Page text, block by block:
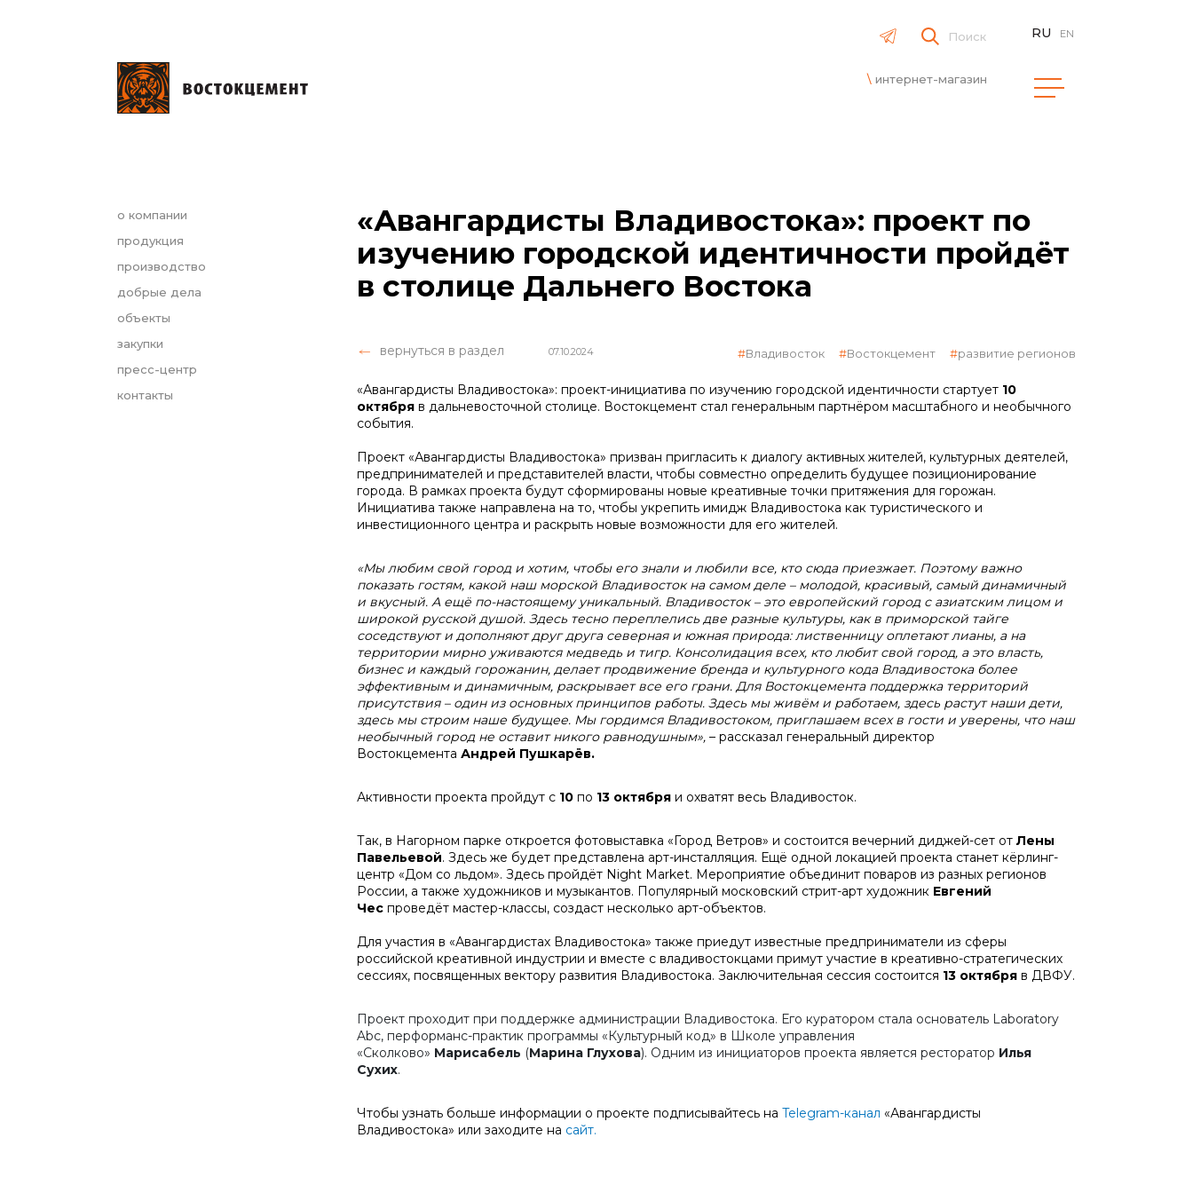
Поиск
интернет-магазин
RU EN
о компании
продукция
производство
добрые дела
объекты
закупки
пресс-центр
контакты
«Авангардисты Владивостока»: проект по
изучению городской идентичности пройдёт
в столице Дальнего Востока
вернуться в раздел 07.10.2024 Владивосток Востокцемент развитие регионов
«Авангардисты Владивостока»: проект-инициатива по изучению городской идентичности стартует 10
октября в дальневосточной столице. Востокцемент стал генеральным партнёром масштабного и необычного
события.
Проект «Авангардисты Владивостока» призван пригласить к диалогу активных жителей, культурных деятелей,
предпринимателей и представителей власти, чтобы совместно определить будущее позиционирование
города. В рамках проекта будут сформированы новые креативные точки притяжения для горожан.
Инициатива также направлена на то, чтобы укрепить имидж Владивостока как туристического и
инвестиционного центра и раскрыть новые возможности для его жителей.
«Мы любим свой город и хотим, чтобы его знали и любили все, кто сюда приезжает. Поэтому важно
показать гостям, какой наш морской Владивосток на самом деле – молодой, красивый, самый динамичный
и вкусный. А ещё по-настоящему уникальный. Владивосток – это европейский город с азиатским лицом и
широкой русской душой. Здесь тесно переплелись две разные культуры, как в приморской тайге
соседствуют и дополняют друг друга северная и южная природа: лиственницу оплетают лианы, а на
территории мирно уживаются медведь и тигр. Консолидация всех, кто любит свой город, а это власть,
бизнес и каждый горожанин, делает продвижение бренда и культурного кода Владивостока более
эффективным и динамичным, раскрывает все его грани. Для Востокцемента поддержка территорий
присутствия – один из основных принципов работы. Здесь мы живём и работаем, здесь растут наши дети,
здесь мы строим наше будущее. Мы гордимся Владивостоком, приглашаем всех в гости и уверены, что наш
необычный город не оставит никого равнодушным», – рассказал генеральный директор
Востокцемента Андрей Пушкарёв.
Активности проекта пройдут с 10 по 13 октября и охватят весь Владивосток.
Так, в Нагорном парке откроется фотовыставка «Город Ветров» и состоится вечерний диджей-сет от Лены
Павельевой. Здесь же будет представлена арт-инсталляция. Ещё одной локацией проекта станет кёрлинг-
центр «Дом со льдом». Здесь пройдёт Night Market. Мероприятие объединит поваров из разных регионов
России, а также художников и музыкантов. Популярный московский стрит-арт художник Евгений
Чес проведёт мастер-классы, создаст несколько арт-объектов.
Для участия в «Авангардистах Владивостока» также приедут известные предприниматели из сферы
российской креативной индустрии и вместе с владивостокцами примут участие в креативно-стратегических
сессиях, посвященных вектору развития Владивостока. Заключительная сессия состоится 13 октября в ДВФУ.
Проект проходит при поддержке администрации Владивостока. Его куратором стала основатель Laboratory
Abc, перформанс-практик программы «Культурный код» в Школе управления
«Сколково» Марисабель (Марина Глухова). Одним из инициаторов проекта является ресторатор Илья
Сухих.
Чтобы узнать больше информации о проекте подписывайтесь на Telegram-канал «Авангардисты
Владивостока» или заходите на сайт.